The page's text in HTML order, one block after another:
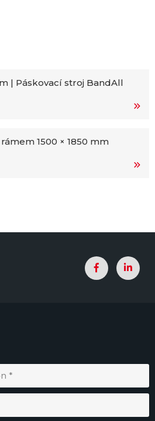
| Páskovací stroj BandAll
1500 × 1850 mm